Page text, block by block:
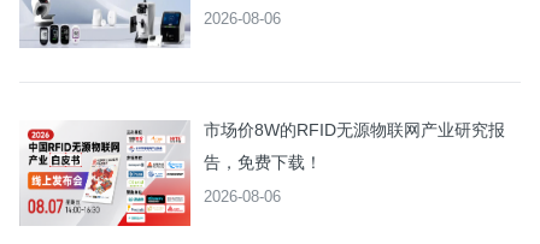
2026-08-06
市场价8W的RFID无源物联网产业研究报
告，免费下载！
2026-08-06